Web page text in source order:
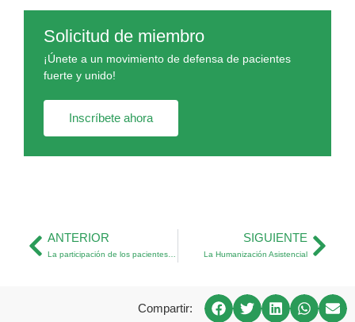
Solicitud de miembro
¡Únete a un movimiento de defensa de pacientes
fuerte y unido!
Inscríbete ahora
ANTERIOR
La participación de los pacientes en el Sistema Sanitario y Sociosanitario y su alianza con los profesionales sanitarios
SIGUIENTE
La Humanización Asistencial
Compartir: